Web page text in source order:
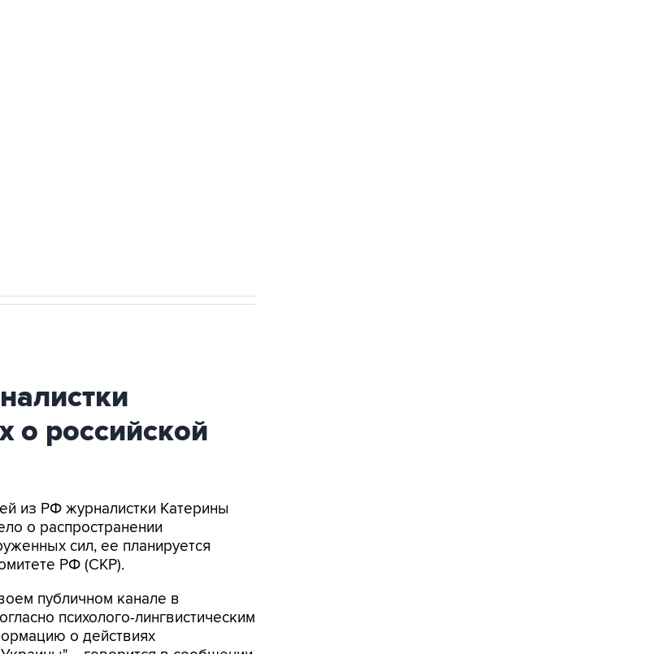
о российской
из РФ журналистки Катерины
о распространении
сил, ее планируется
РФ (СКР).
публичном канале в
психолого-лингвистическим
о действиях